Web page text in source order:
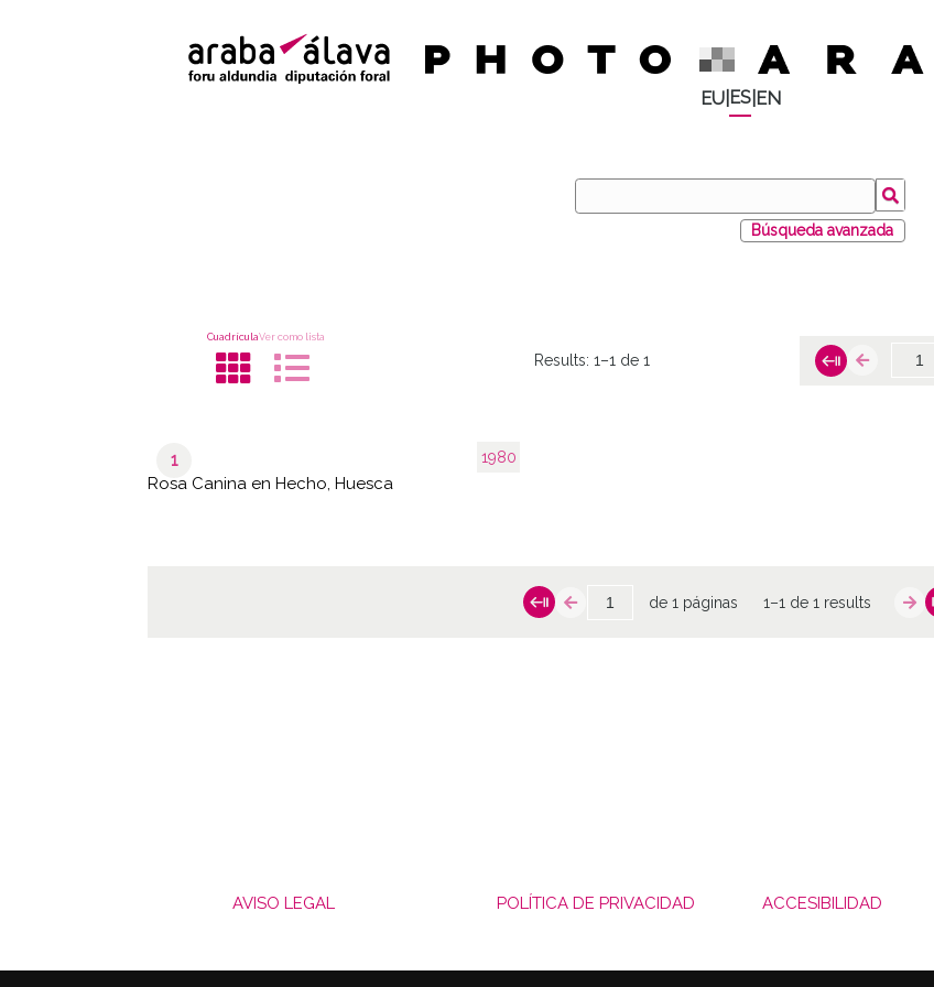
EU| ES| EN
Búsqueda avanzada
CuadrículaVer como lista
Results:1–1 de 1
1980
1
Rosa Canina en Hecho, Huesca
de 1 páginas 1–1 de 1 results
AVISO LEGAL POLÍTICA DE PRIVACIDAD ACCESIBILIDAD